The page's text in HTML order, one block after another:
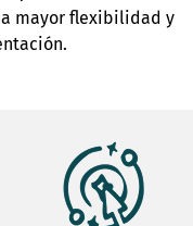
mayor flexibilidad y